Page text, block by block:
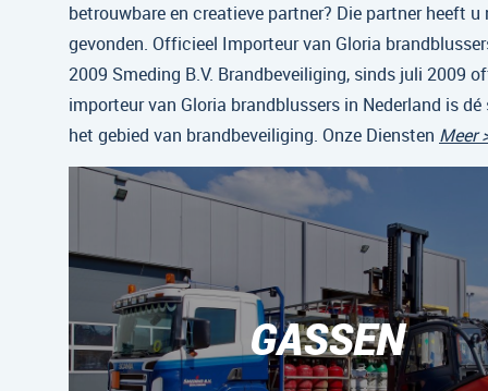
betrouwbare en creatieve partner? Die partner heeft u
gevonden. Officieel Importeur van Gloria
2009 Smeding B.V. Brandbeveiliging, sinds juli 2009
importeur van Gloria brandblussers in Nederland is
het gebied van brandbeveiliging. Onze Diensten Meer
GASSEN